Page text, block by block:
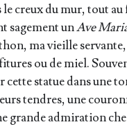
le creux du mur, tout
sage­ment unAve
ma vieille
ou de miel.
cette sta­tue dans une
tendres, une
grande admi­ra­tion